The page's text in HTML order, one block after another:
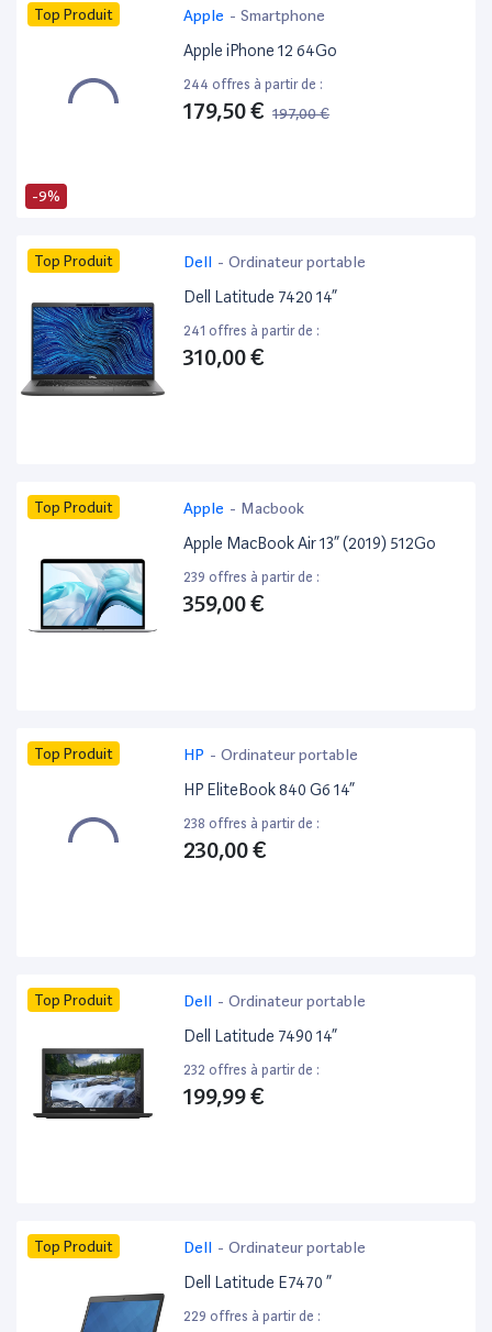
-9%
Top Produit Apple - Smartphone
Apple iPhone 12 64Go
244 offres à partir de :
179,50 € 197,00 €
Top Produit Dell - Ordinateur portable
Dell Latitude 7420 14”
241 offres à partir de :
310,00 €
Top Produit Apple - Macbook
Apple MacBook Air 13” (2019) 512Go
239 offres à partir de :
359,00 €
Top Produit HP - Ordinateur portable
HP EliteBook 840 G6 14”
238 offres à partir de :
230,00 €
Top Produit Dell - Ordinateur portable
Dell Latitude 7490 14”
232 offres à partir de :
199,99 €
Top Produit Dell - Ordinateur portable
Dell Latitude E7470 ”
229 offres à partir de :